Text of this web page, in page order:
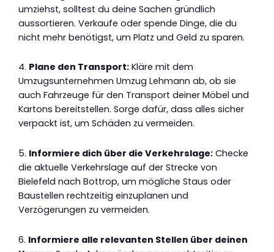
umziehst, solltest du deine Sachen gründlich
aussortieren. Verkaufe oder spende Dinge, die du
nicht mehr benötigst, um Platz und Geld zu sparen.
4. Plane den Transport: Kläre mit dem
Umzugsunternehmen Umzug Lehmann ab, ob sie
auch Fahrzeuge für den Transport deiner Möbel und
Kartons bereitstellen. Sorge dafür, dass alles sicher
verpackt ist, um Schäden zu vermeiden.
5. Informiere dich über die Verkehrslage: Checke
die aktuelle Verkehrslage auf der Strecke von
Bielefeld nach Bottrop, um mögliche Staus oder
Baustellen rechtzeitig einzuplanen und
Verzögerungen zu vermeiden.
6. Informiere alle relevanten Stellen über deinen